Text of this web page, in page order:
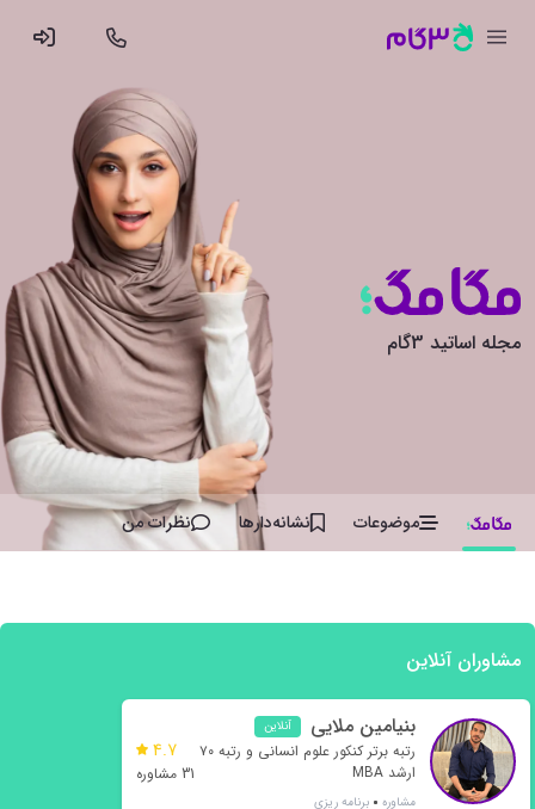
مجله اساتید 3گام
موضوعات نشانه‌دار‌ها نظرات من
مشاوران آنلاین
بنیامین ملایی آنلاین
رتبه برتر کنکور علوم انسانی و رتبه ۷۰
ارشد MBA
مشاوره برنامه ریزی
4.7
31 مشاوره